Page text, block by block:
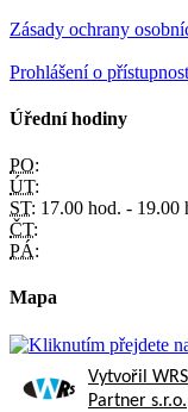
Zásady ochrany
Prohlášení o
Úřední hodiny
PO:
ÚT:
ST: 17.00 hod. - 19.00
ČT:
PÁ:
Mapa
Vytvořil WRS
Partner s.r.o.